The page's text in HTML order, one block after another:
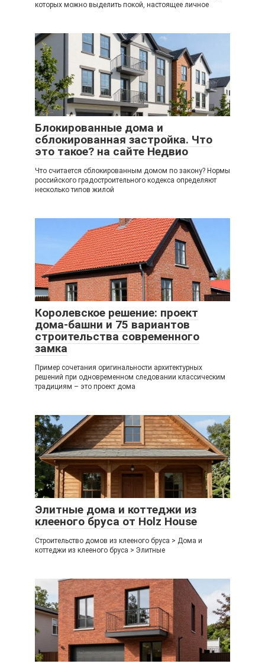
которых можно выделить покой, настоящее личное
Блокированные дома и
сблокированная застройка. Что
это такое? на сайте Недвио
Что считается сблокированным домом по закону? Нормы
российского градостроительного кодекса определяют
несколько типов жилой
Королевское решение: проект
дома-башни и 75 вариантов
строительства современного
замка
Пример сочетания оригинальности архитектурных
решений при одновременном следовании классическим
традициям – это проект дома
Элитные дома и коттеджи из
клееного бруса от Holz House
Строительство домов из клееного бруса > Дома и
коттеджи из клееного бруса > Элитные